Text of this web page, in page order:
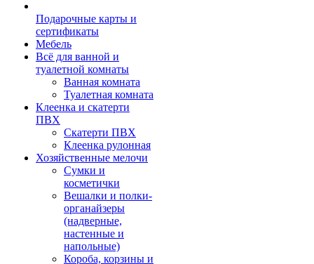
Подарочные карты и
сертификаты
Мебель
Всё для ванной и
туалетной комнаты
Ванная комната
Туалетная комната
Клеенка и скатерти
ПВХ
Скатерти ПВХ
Клеенка рулонная
Хозяйственные мелочи
Сумки и
косметички
Вешалки и полки-
органайзеры
(надверные,
настенные и
напольные)
Короба, корзины и